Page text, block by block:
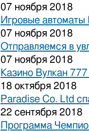
07 ноября 2018
Игровые автоматы
07 ноября 2018
Отправляемся в
07 ноября 2018
Казино Вулкан
18 октября 2018
Paradise Co. Ltd
22 сентября 2018
Программа